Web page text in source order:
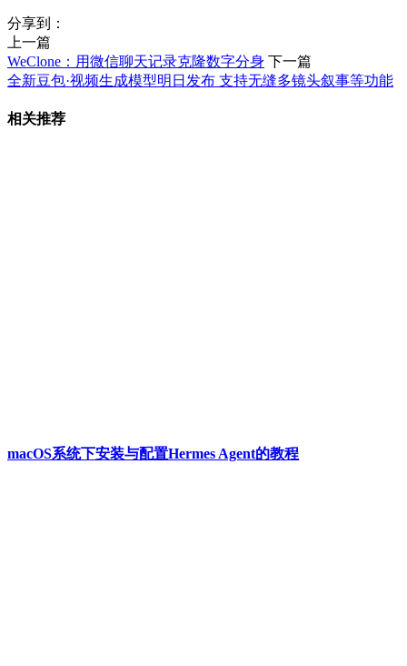
分享到：
上一篇
WeClone：用微信聊天记录克隆数字分身 下一篇
全新豆包·视频生成模型明日发布 支持无缝多镜头叙事等功能
相关推荐
macOS系统下安装与配置Hermes Agent的教程